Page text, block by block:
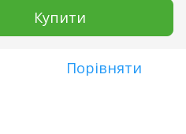
Купити
Порівняти